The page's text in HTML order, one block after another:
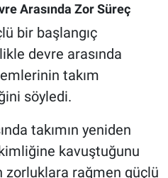
Arasında Zor Süreç
bir başlangıç
devre arasında
takım
söyledi.
takımın yeniden
kavuştuğunu
zorluklara rağmen güçlü